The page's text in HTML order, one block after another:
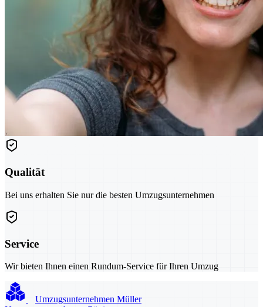
Qualität
Bei uns erhalten Sie nur die besten Umzugsunternehmen
Service
Wir bieten Ihnen einen Rundum-Service für Ihren Umzug
Umzugsunternehmen Müller